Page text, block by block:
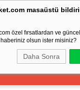
masaüstü
özel fırsatlardan ve güncel
olsun ister misiniz?
Daha Sonra